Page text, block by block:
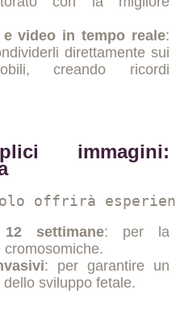
video in tempo reale:
direttamente sui
creando ricordi
immagini:
offrirà
settimane: per la
: per garantire un
sviluppo fetale.